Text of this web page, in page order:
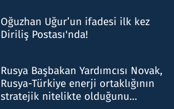
Oğuzhan Uğur’un ifadesi ilk kez
Diriliş Postası'nda!
Rusya Başbakan Yardımcısı Novak,
Rusya-Türkiye enerji ortaklığının
stratejik nitelikte olduğunu